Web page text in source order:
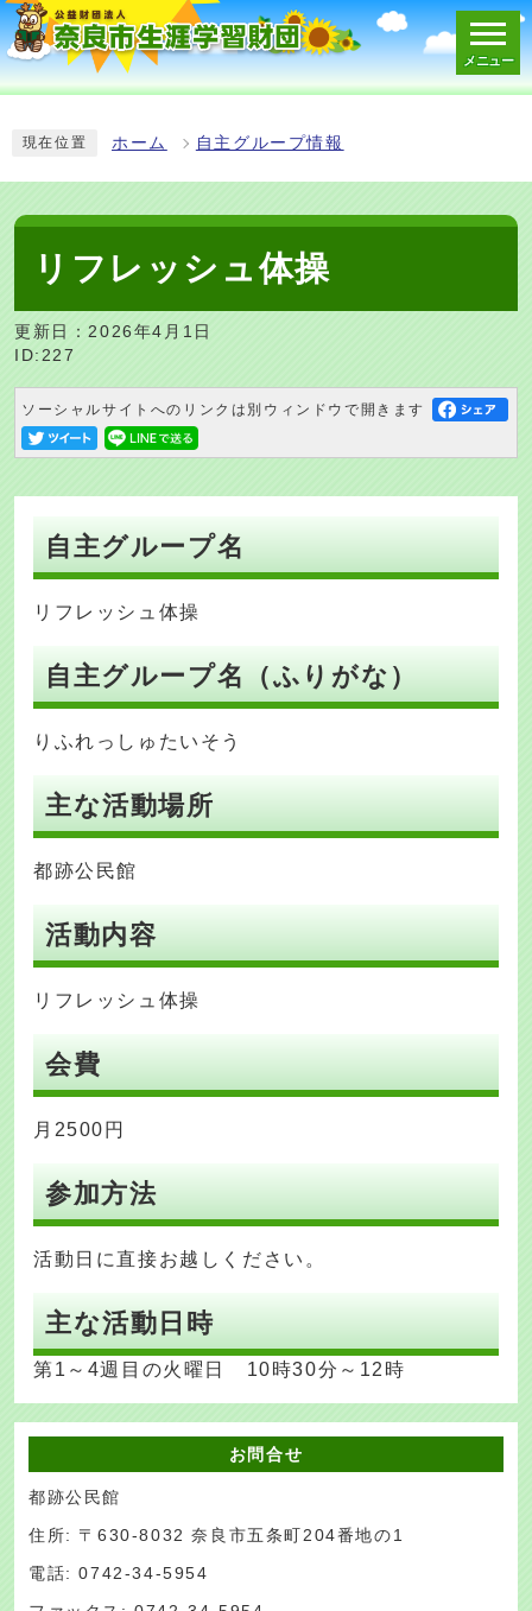
メニュー
現在位置 ホーム 自主グループ情報
リフレッシュ体操
更新日：2026年4月1日
ID:227
ソーシャルサイトへのリンクは別ウィンドウで開きます
自主グループ名
リフレッシュ体操
自主グループ名（ふりがな）
りふれっしゅたいそう
主な活動場所
都跡公民館
活動内容
リフレッシュ体操
会費
月2500円
参加方法
活動日に直接お越しください。
主な活動日時
第1～4週目の火曜日 10時30分～12時
お問合せ
都跡公民館
住所: 〒630-8032 奈良市五条町204番地の1
電話: 0742-34-5954